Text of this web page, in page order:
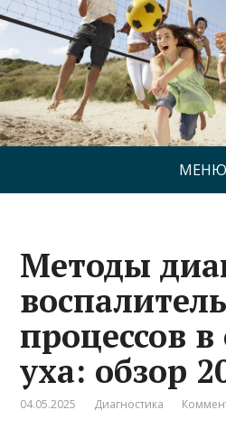
МЕНЮ
Методы
процессов в
уха: обзор
04.05.2025 Диагностика